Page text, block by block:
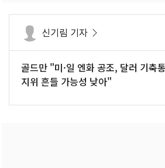
신기림 기자
골드만 "미·일 엔화 공조, 달러 기축
지위 흔들 가능성 낮아"